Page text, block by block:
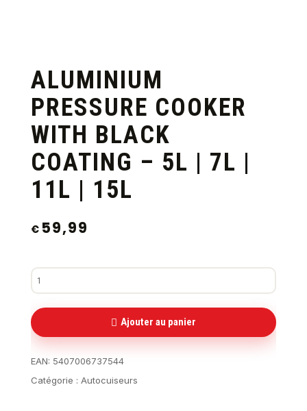
ALUMINIUM
PRESSURE COOKER
WITH BLACK
COATING – 5L | 7L |
11L | 15L
€ 59,99
Ajouter au panier
EAN: 5407006737544
Catégorie : Autocuiseurs